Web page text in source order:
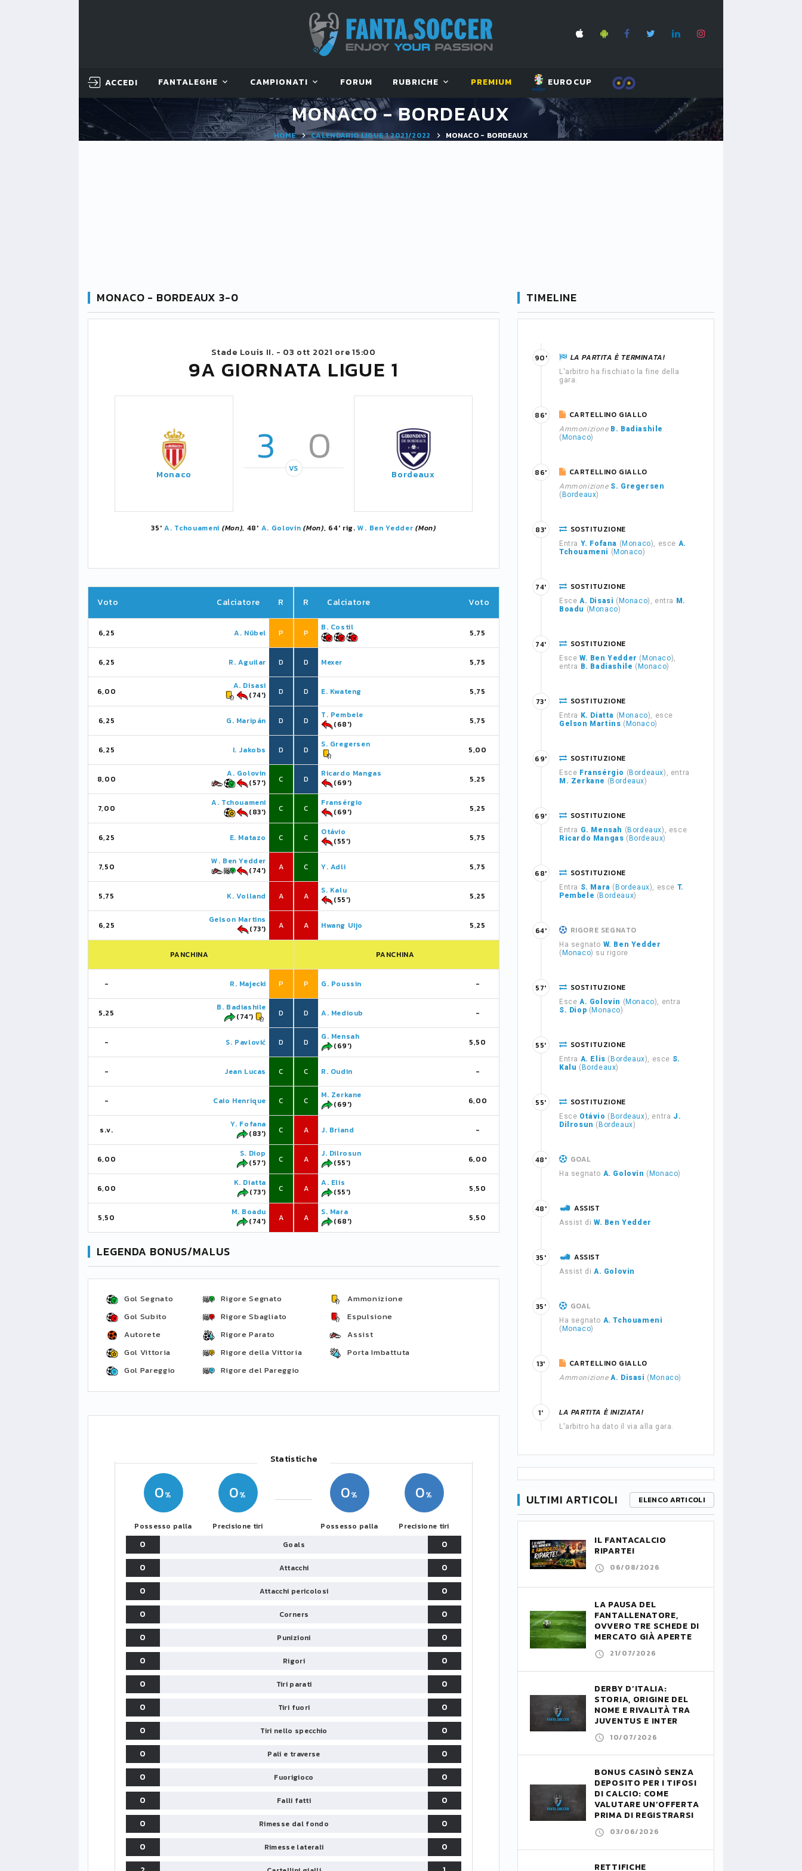
ACCEDI FANTALEGHE CAMPIONATI FORUM RUBRICHE PREMIUM EUROCUP
MONACO - BORDEAUX
HOME CALENDARIO LIGUE 1 2021/2022 MONACO - BORDEAUX
MONACO - BORDEAUX 3-0
Stade Louis II. - 03 ott 2021 ore 15:00
9A GIORNATA LIGUE 1
Monaco
3 0
VS Bordeaux
35'A. Tchouameni (Mon), 48' A. Golovin (Mon), 64' rig.W. Ben Yedder (Mon)
Voto Calciatore R
6,25 A. Nübel P
6,25 R. Aguilar D
6,00
A. Disasi
(74')
D
6,25 G. Maripán D
6,25 I. Jakobs D
8,00
A. Golovin
(57')
C
7,00
A. Tchouameni
(83')
C
6,25 E. Matazo C
7,50
W. Ben Yedder
(74')
A
5,75 K. Volland A
6,25
Gelson Martins
(73')
A
PANCHINA
- R. Majecki P
5,25
B. Badiashile
(74')
D
- S. Pavlović D
- Jean Lucas C
- Caio Henrique C
s.v.
Y. Fofana
(83')
C
6,00
S. Diop
(57')
C
6,00
K. Diatta
(73')
C
5,50
M. Boadu
(74')
A
R Calciatore Voto
P
B. Costil
5,75
D Mexer 5,75
D E. Kwateng 5,75
D
T. Pembele
(68')
5,75
D
S. Gregersen
5,00
D
Ricardo Mangas
(69')
5,25
C
Fransérgio
(69')
5,25
C
Otávio
(55')
5,75
C Y. Adli 5,75
A
S. Kalu
(55')
5,25
A Hwang Uijo 5,25
PANCHINA
P G. Poussin -
D A. Medioub -
D
G. Mensah
(69')
5,50
C R. Oudin -
C
M. Zerkane
(69')
6,00
A J. Briand -
A
J. Dilrosun
(55')
6,00
A
A. Elis
(55')
5,50
A
S. Mara
(68')
5,50
LEGENDA BONUS/MALUS
Gol Segnato
Gol Subito
Autorete
Gol Vittoria
Gol Pareggio
Rigore Segnato
Rigore Sbagliato
Rigore Parato
Rigore della Vittoria
Rigore del Pareggio
Ammonizione
Espulsione
Assist
Porta Imbattuta
Statistiche
0
Possesso palla
0
Precisione tiri
0
Possesso palla
0
Precisione tiri
0 Goals
0
0
Attacchi
0
0
Attacchi pericolosi
0
0
Corners
0
0
Punizioni
0
0
Rigori
0
0
Tiri parati
0
0
Tiri fuori
0
0
Tiri nello specchio
0
0
Pali e traverse
0
0
Fuorigioco
0
0
Falli fatti
0
0
Rimesse dal fondo
0
0
Rimesse laterali
0
TIMELINE
LA PARTITA È TERMINATA!
L'arbitro ha fischiato la fine della
gara.
90'
CARTELLINO GIALLO
Ammonizione B. Badiashile
( Monaco)
86'
CARTELLINO GIALLO
Ammonizione S. Gregersen
( Bordeaux)
86'
SOSTITUZIONE
Entra Y. Fofana ( Monaco), esce A.
Tchouameni ( Monaco)
83'
SOSTITUZIONE
Esce A. Disasi ( Monaco), entra
M.
Boadu ( Monaco)
74'
SOSTITUZIONE
Esce W. Ben Yedder ( Monaco),
entra
B. Badiashile ( Monaco)
74'
SOSTITUZIONE
Entra K. Diatta ( Monaco), esce
Gelson Martins ( Monaco)
73'
SOSTITUZIONE
Esce Fransérgio ( Bordeaux), entra
M. Zerkane ( Bordeaux)
69'
SOSTITUZIONE
Entra G. Mensah ( Bordeaux), esce
Ricardo Mangas ( Bordeaux)
69'
SOSTITUZIONE
Entra S. Mara ( Bordeaux), esce T.
Pembele ( Bordeaux)
68'
RIGORE SEGNATO
Ha segnato W. Ben Yedder
( Monaco) su rigore
64'
SOSTITUZIONE
Esce A. Golovin ( Monaco), entra
S. Diop ( Monaco)
57'
SOSTITUZIONE
Entra A. Elis ( Bordeaux), esce S.
Kalu ( Bordeaux)
55'
SOSTITUZIONE
Esce Otávio ( Bordeaux), entra J.
Dilrosun ( Bordeaux)
55'
GOAL
Ha segnato A. Golovin ( Monaco)
48'
ASSIST
Assist di W. Ben Yedder
48'
ASSIST
Assist di A. Golovin
35'
GOAL
Ha segnato A. Tchouameni
( Monaco)
35'
CARTELLINO GIALLO
Ammonizione A. Disasi ( Monaco)
13'
LA PARTITA È INIZIATA!
L'arbitro ha dato il via alla gara.
1'
ULTIMI ARTICOLI ELENCO ARTICOLI
IL FANTACALCIO
RIPARTE!
06/08/2026
LA PAUSA DEL
FANTALLENATORE,
OVVERO TRE SCHEDE DI
MERCATO GIÀ APERTE
21/07/2026
DERBY D’ITALIA:
STORIA, ORIGINE DEL
NOME E RIVALITÀ TRA
JUVENTUS E INTER
10/07/2026
BONUS CASINÒ SENZA
DEPOSITO PER I TIFOSI
DI CALCIO: COME
VALUTARE UN’OFFERTA
PRIMA DI REGISTRARSI
03/06/2026
RETTIFICHE